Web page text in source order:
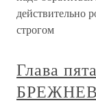
действительно
строгом
Глава